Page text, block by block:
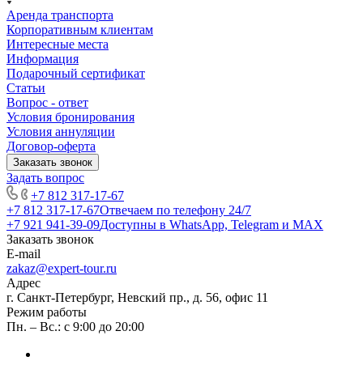
Аренда транспорта
Корпоративным клиентам
Интересные места
Информация
Подарочный сертификат
Статьи
Вопрос - ответ
Условия бронирования
Условия аннуляции
Договор-оферта
Заказать звонок
Задать вопрос
+7 812 317-17-67
+7 812 317-17-67Отвечаем по телефону 24/7
+7 921 941-39-09Доступны в WhatsApp, Telegram и MAX
Заказать звонок
E-mail
zakaz@expert-tour.ru
Адрес
г. Санкт-Петербург, Невский пр., д. 56, офис 11
Режим работы
Пн. – Вс.: с 9:00 до 20:00